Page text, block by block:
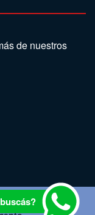
de nuestros